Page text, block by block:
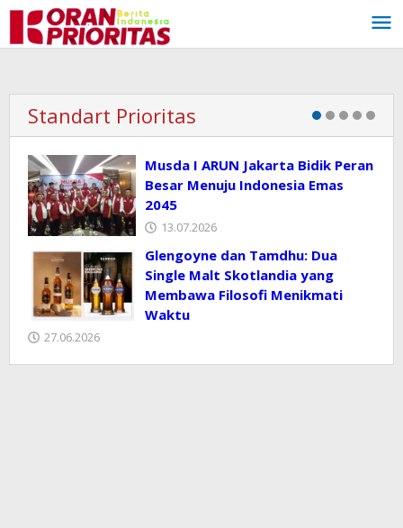
Lewati
konten
Standart Prioritas
Musda I ARUN Jakarta Bidik Peran
Besar Menuju Indonesia Emas
2045
13.07.2026
Glengoyne dan Tamdhu: Dua
Single Malt Skotlandia yang
Membawa Filosofi Menikmati
Waktu
27.06.2026